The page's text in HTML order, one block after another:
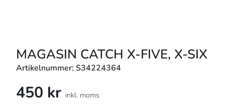
MAGASIN CATCH X-FIVE, X-SIX
Artikelnummer: S34224364
450 kr inkl. moms